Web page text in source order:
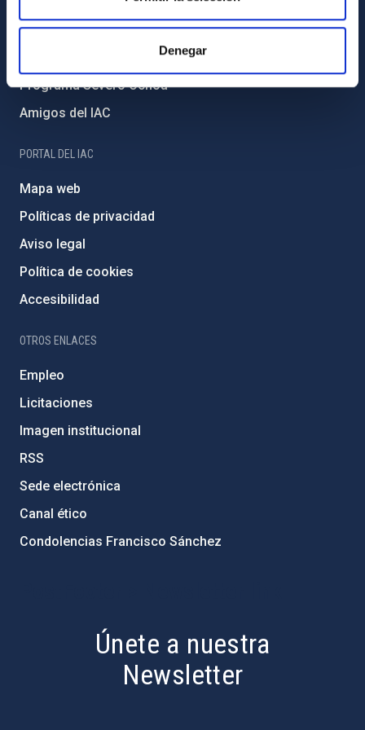
Denegar
Proyectos institucionales
Programa Severo Ochoa
Amigos del IAC
PORTAL DEL IAC
Mapa web
Políticas de privacidad
Aviso legal
Política de cookies
Accesibilidad
OTROS ENLACES
Empleo
Licitaciones
Imagen institucional
RSS
Sede electrónica
Canal ético
Condolencias Francisco Sánchez
Únete a nuestra
Newsletter